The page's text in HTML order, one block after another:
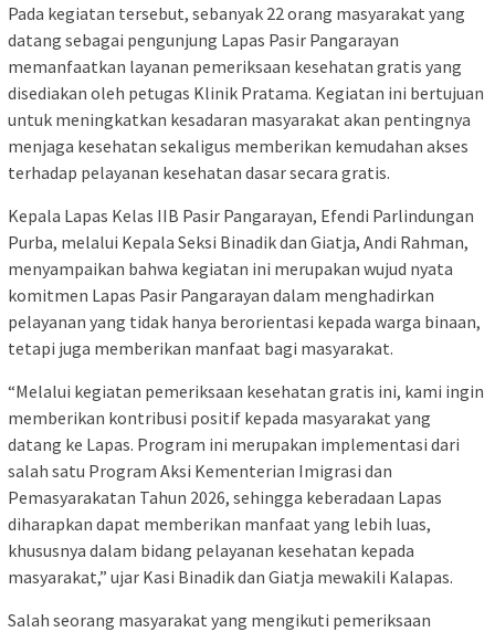
Pada kegiatan tersebut, sebanyak 22 orang masyarakat yang
datang sebagai pengunjung Lapas Pasir Pangarayan
memanfaatkan layanan pemeriksaan kesehatan gratis yang
disediakan oleh petugas Klinik Pratama. Kegiatan ini bertujuan
untuk meningkatkan kesadaran masyarakat akan pentingnya
menjaga kesehatan sekaligus memberikan kemudahan akses
terhadap pelayanan kesehatan dasar secara gratis.
Kepala Lapas Kelas IIB Pasir Pangarayan, Efendi Parlindungan
Purba, melalui Kepala Seksi Binadik dan Giatja, Andi Rahman,
menyampaikan bahwa kegiatan ini merupakan wujud nyata
komitmen Lapas Pasir Pangarayan dalam menghadirkan
pelayanan yang tidak hanya berorientasi kepada warga binaan,
tetapi juga memberikan manfaat bagi masyarakat.
“Melalui kegiatan pemeriksaan kesehatan gratis ini, kami ingin
memberikan kontribusi positif kepada masyarakat yang
datang ke Lapas. Program ini merupakan implementasi dari
salah satu Program Aksi Kementerian Imigrasi dan
Pemasyarakatan Tahun 2026, sehingga keberadaan Lapas
diharapkan dapat memberikan manfaat yang lebih luas,
khususnya dalam bidang pelayanan kesehatan kepada
masyarakat,” ujar Kasi Binadik dan Giatja mewakili Kalapas.
Salah seorang masyarakat yang mengikuti pemeriksaan